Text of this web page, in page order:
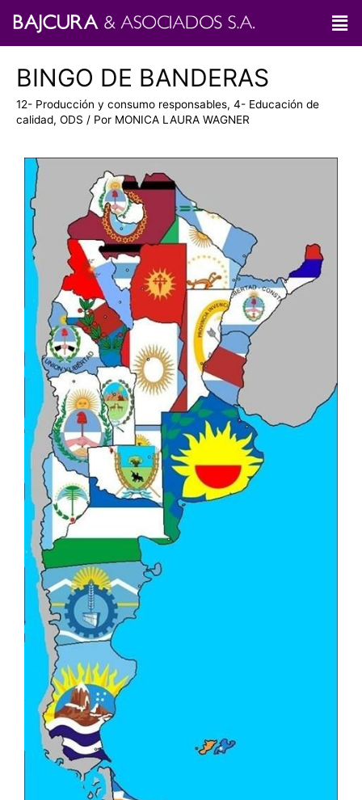
BINGO DE BANDERAS
12- Producción y consumo responsables, 4- Educación de
calidad, ODS / Por MONICA LAURA WAGNER